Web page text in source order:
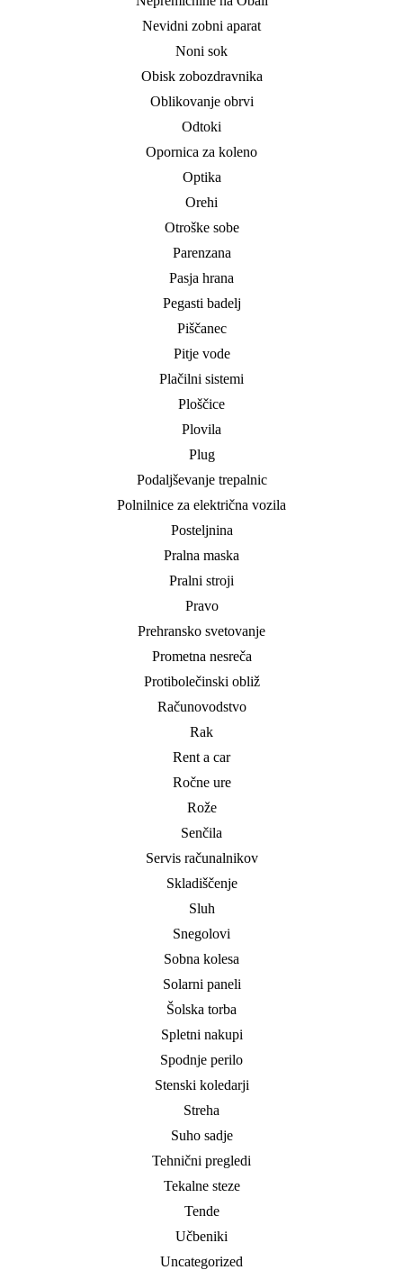
Nevidni zobni aparat
Noni sok
Obisk zobozdravnika
Oblikovanje obrvi
Odtoki
Opornica za koleno
Optika
Orehi
Otroške sobe
Parenzana
Pasja hrana
Pegasti badelj
Piščanec
Pitje vode
Plačilni sistemi
Ploščice
Plovila
Plug
Podaljševanje trepalnic
Polnilnice za električna vozila
Posteljnina
Pralna maska
Pralni stroji
Pravo
Prehransko svetovanje
Prometna nesreča
Protibolečinski obliž
Računovodstvo
Rak
Rent a car
Ročne ure
Rože
Senčila
Servis računalnikov
Skladiščenje
Sluh
Snegolovi
Sobna kolesa
Solarni paneli
Šolska torba
Spletni nakupi
Spodnje perilo
Stenski koledarji
Streha
Suho sadje
Tehnični pregledi
Tekalne steze
Tende
Učbeniki
Uncategorized